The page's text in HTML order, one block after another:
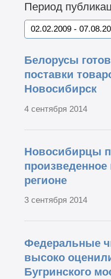
Период
Белорусы
поставки
Новосибирск
4 сентября 2014
Новосибирцы
регионе
3 сентября 2014
Федеральные
высоко
Бугринского